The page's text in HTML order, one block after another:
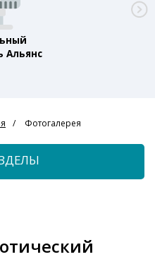
Альянс
Фотогалерея